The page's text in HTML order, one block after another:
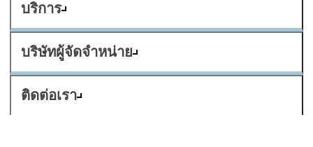
บริการ
บริษัทผู้จัดจำหน่าย
ติดต่อเรา